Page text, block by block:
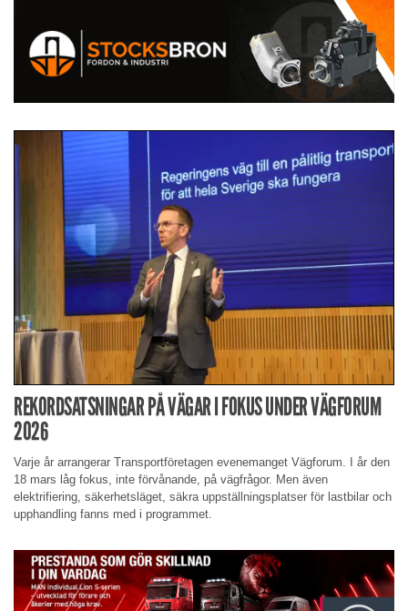
REKORDSATSNINGAR PÅ VÄGAR I FOKUS UNDER VÄGFORUM
2026
Varje år arrangerar Transportföretagen evenemanget Vägforum. I år den
18 mars låg fokus, inte förvånande, på vägfrågor. Men även
elektrifiering, säkerhetsläget, säkra uppställningsplatser för lastbilar och
upphandling fanns med i programmet.